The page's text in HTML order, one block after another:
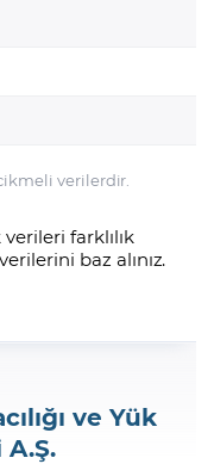
verilerdir.
farklılık
baz alınız.
ve Yük